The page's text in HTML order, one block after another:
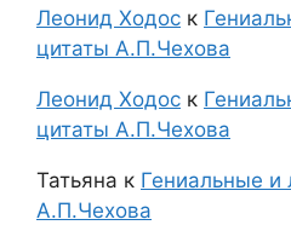
Леонид Ходос к
цитаты А.П.Чехова
Леонид Ходос к
цитаты А.П.Чехова
Татьяна к Гениальные и
А.П.Чехова